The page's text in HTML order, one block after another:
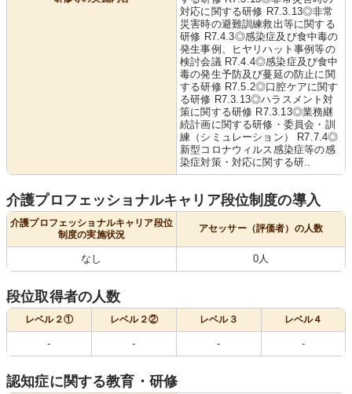
対応に関する研修 R7.3.13◎非常
災害時の避難訓練救出等に関する
研修 R7.4.3◎感染症及び食中毒の
発生事例、ヒヤリハット事例等の
検討会議 R7.4.4◎感染症及び食中
毒の発生予防及び蔓延の防止に関
する研修 R7.5.2◎口腔ケアに関す
る研修 R7.3.13◎ハラスメント対
策に関する研修 R7.3.13◎業務継
続計画に関する研修・委員会・訓
練（シミュレーション） R7.7.4◎
新型コロナウィルス感染症等の感
染症対策・対応に関する研..
介護プロフェッショナルキャリア段位制度の導入
介護プロフェッショナルキャリア段位
制度の実施状況
アセッサー（評価者）の人数
なし 0人
段位取得者の人数
レベル２① レベル２② レベル３ レベル４
- - - -
認知症に関する教育・研修